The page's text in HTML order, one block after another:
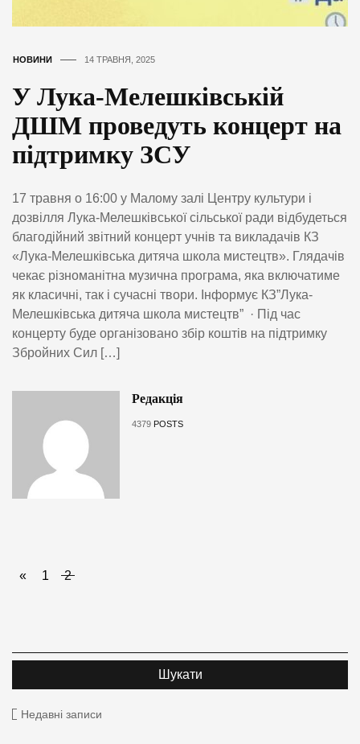
НОВИНИ 14 ТРАВНЯ, 2025
У Лука-Мелешківській
ДШМ проведуть концерт на
підтримку ЗСУ
17 травня о 16:00 у Малому залі Центру культури і
дозвілля Лука-Мелешківської сільської ради відбудеться
благодійний звітний концерт учнів та викладачів КЗ
«Лука-Мелешківська дитяча школа мистецтв». Глядачів
чекає різноманітна музична програма, яка включатиме
як класичні, так і сучасні твори. Інформує КЗ”Лука-
Мелешківська дитяча школа мистецтв” · Під час
концерту буде організовано збір коштів на підтримку
Збройних Сил […]
Редакція
4379 POSTS
« 1 2
Недавні записи